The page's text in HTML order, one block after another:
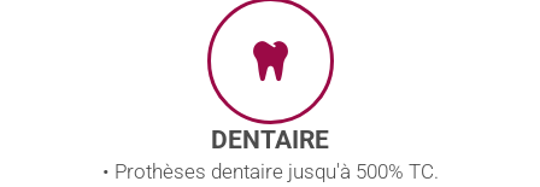
DENTAIRE
• Prothèses dentaire jusqu'à 500% TC.